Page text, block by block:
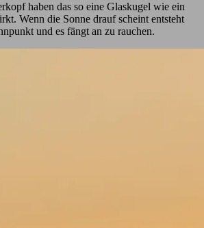
haben das so eine Glaskugel wie ein
Wenn die Sonne drauf scheint entsteht
und es fängt an zu rauchen.